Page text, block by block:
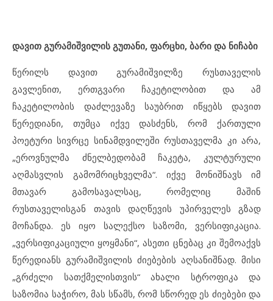
დავით გურამიშვილის გუთანი, ფარცხი, ბარი და ნიჩაბი
წერილს დავით გურამიშვილზე რუსთაველის
გავლენით, ერთგვარი ჩაკეტილობით და ამ
ჩაკეტილობის დაძლევაზე საუბრით იწყებს დავით
წერედიანი, თუმცა იქვე დასძენს, რომ ქართული
პოეტური სივრცე სინამდვილეში რუსთაველმა კი არა,
„ეროვნულმა ძნელბედობამ ჩაკეტა, კულტურული
აღმასვლის გამომრიცხველმა“. იქვე მონიშნავს იმ
მთავარ გამოსავალსაც, რომელიც მაშინ
რუსთაველისგან თავის დაღწევის უპირველეს გზად
მოჩანდა. ეს იყო სალექსო საზომი, ვერსიფიკაცია.
„ვერსიფიკაციული ყოყმანი“, ასეთი ცნებაც კი შემოაქვს
წერედიანს გურამიშვილის ძიებების აღსანიშნად. მისი
„გრძელი სათქმელისთვის“ ახალი სტროფიკა და
საზომია საჭირო, მას სწამს, რომ სწორედ ეს ძიებები და